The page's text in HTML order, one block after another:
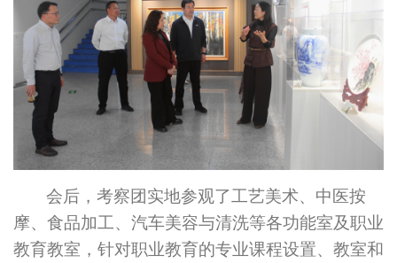
会后，考察团实地参观了工艺美术、中医按
摩、食品加工、汽车美容与清洗等各功能室及职业
教育教室，针对职业教育的专业课程设置、教室和